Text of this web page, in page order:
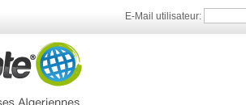
E-Mail utilisateur: